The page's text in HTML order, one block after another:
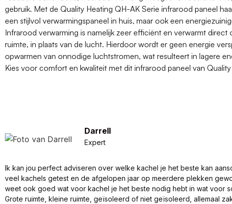
gebruik. Met de Quality Heating QH-AK Serie infrarood paneel
een stijlvol verwarmingspaneel in huis, maar ook een
Infrarood verwarming is namelijk zeer efficiënt en verwarmt direct
ruimte, in plaats van de lucht. Hierdoor wordt er geen energie
opwarmen van onnodige luchtstromen, wat resulteert in lagere
Kies voor comfort en kwaliteit met dit infrarood paneel van
Darrell
Expert
Ik kan jou perfect adviseren over welke kachel je het beste kan
veel kachels getest en de afgelopen jaar op meerdere plekken
weet ook goed wat voor kachel je het beste nodig hebt in wat voor
Grote ruimte, kleine ruimte, geïsoleerd of niet geïsoleerd, allemaal